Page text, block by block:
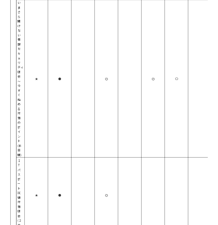
い
ま
さ
ら
聞
け
な
い
情
報
セ
キ
ュ
リ
ティ
研
修
～
今
す
ぐ
始
め
る
対
策
の
ポ
イ
ン
ト
(半
日
間)
★ ● ◎ ◎ ○
Ｉ
Ｔ
パ
ス
ポ
ー
ト
試
験
対
策
研
修
(２
★ ● ◎